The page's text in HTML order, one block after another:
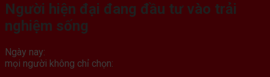
Người hiện đại đang đầu tư vào trải
nghiệm sống
Ngày nay:
mọi người không chỉ chọn: